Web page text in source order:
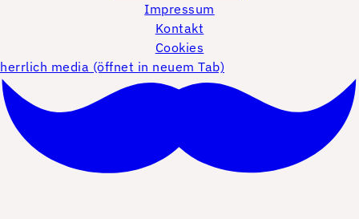
Impressum
Kontakt
Cookies
herrlich media (öffnet in neuem Tab)